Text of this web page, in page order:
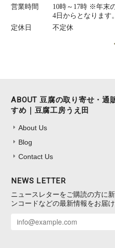
営業時間
10時～17時 ※年末
4日からとなります。
定休日
不定休
ABOUT 豆腐の取り寄せ・通
すめ｜豆腐工房うえ田
About Us
Blog
Contact Us
NEWS LETTER
ニュースレターをご購読の方に
ンコードなどの最新情報をお届け